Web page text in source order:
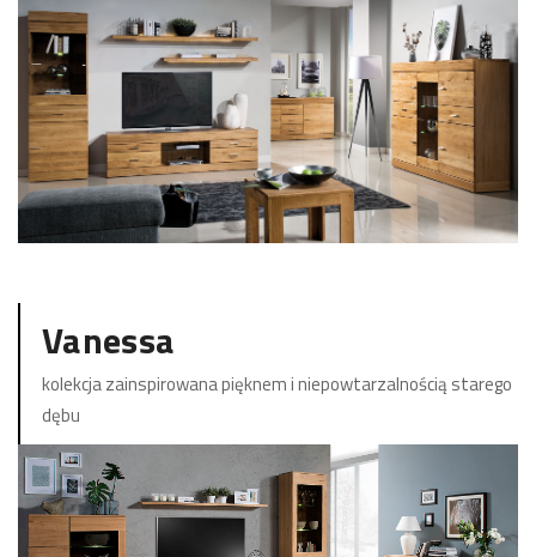
Vanessa
kolekcja zainspirowana pięknem i niepowtarzalnością starego
dębu